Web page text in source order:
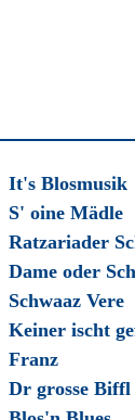
It's Blosmusik
S' oine Mädle
Ratzariader
Dame oder
Schwaaz Vere
Keiner ischt
Franz
Dr grosse